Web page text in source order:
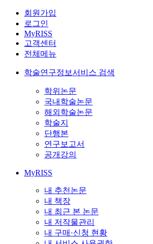
회원가입
로그인
MyRISS
고객센터
전체메뉴
학술연구정보서비스 검색
학위논문
국내학술논문
해외학술논문
학술지
단행본
연구보고서
공개강의
MyRISS
내 추천논문
내 책장
내 최근 본 논문
내 저작물관리
내 구매·신청 현황